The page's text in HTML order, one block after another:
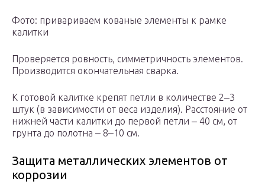
Фото: привариваем кованые элементы к рамке
калитки
Проверяется ровность, симметричность элементов.
Производится окончательная сварка.
К готовой калитке крепят петли в количестве 2‒3
штук (в зависимости от веса изделия). Расстояние от
нижней части калитки до первой петли ‒ 40 см, от
грунта до полотна ‒ 8‒10 см.
Защита металлических элементов от
коррозии